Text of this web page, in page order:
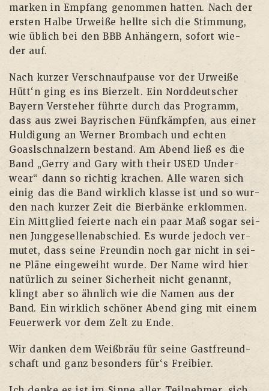
mar­ken in Emp­fang genom­men hat­ten. Nach der
ers­ten Hal­be Urwei­ße hell­te sich die Stim­mung,
wie üblich bei den BBB Anhän­gern, sofort wie­
der auf.
Nach kur­zer Ver­schnauf­pau­se vor der Urwei­ße
Hütt‘n ging es ins Bier­zelt. Ein Nord­deut­scher
Bay­ern Ver­ste­her führ­te durch das Pro­gramm,
dass aus zwei Bay­ri­schen Fünf­kämp­fen, aus einer
Hul­di­gung an Wer­ner Brom­bach und ech­ten
Goaslschnal­zern bestand. Am Abend ließ es die
Band „Ger­ry and Gary with their USED Under­
wear“ dann so rich­tig kra­chen. Alle waren sich
einig das die Band wirk­lich klas­se ist und so wur­
den nach kur­zer Zeit die Bier­bän­ke erklom­men.
Ein Mitt­glied fei­er­te nach ein paar Maß sogar sei­
nen Jung­ge­sel­len­ab­schied. Es wur­de jedoch ver­
mu­tet, dass sei­ne Freun­din noch gar nicht in sei­
ne Plä­ne ein­ge­weiht wur­de. Der Name wird hier
natür­lich zu sei­ner Sicher­heit nicht genannt,
klingt aber so ähn­lich wie die Namen aus der
Band. Ein wirk­lich schö­ner Abend ging mit einem
Feu­er­werk vor dem Zelt zu Ende.
Wir dan­ken dem Weiß­bräu für sei­ne Gast­freund­
schaft und ganz beson­ders für‘s Freibier.